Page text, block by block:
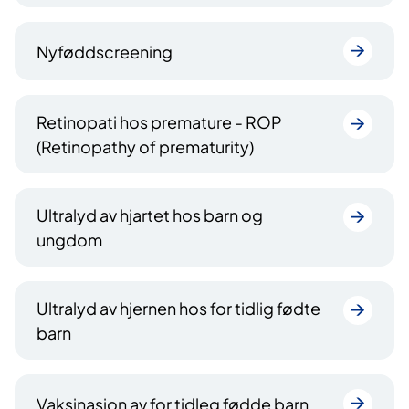
Nyføddscreening
Retinopati hos premature - ROP
(Retinopathy of prematurity)
Ultralyd av hjartet hos barn og
ungdom
Ultralyd av hjernen hos for tidlig fødte
barn
Vaksinasjon av for tidleg fødde barn